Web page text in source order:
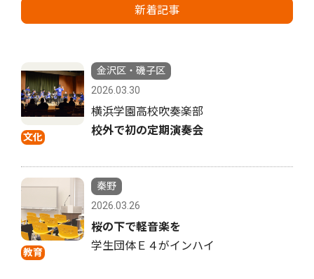
新着記事
文化
金沢区・磯子区
2026.03.30
横浜学園高校吹奏楽部
校外で初の定期演奏会
教育
秦野
2026.03.26
桜の下で軽音楽を
学生団体Ｅ４がインハイ